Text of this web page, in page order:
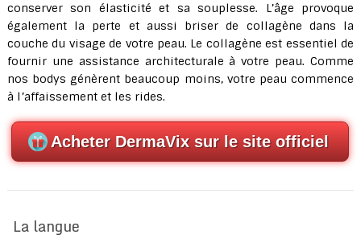
conserver son élasticité et sa souplesse. L’âge provoque
également la perte et aussi briser de collagène dans la
couche du visage de votre peau. Le collagène est essentiel de
fournir une assistance architecturale à votre peau. Comme
nos bodys génèrent beaucoup moins, votre peau commence
à l’affaissement et les rides.
Acheter DermaVix sur le site officiel
La langue